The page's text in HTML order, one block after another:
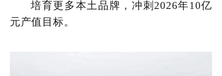
培育更多本土品牌，冲刺2026年10亿
元产值目标。